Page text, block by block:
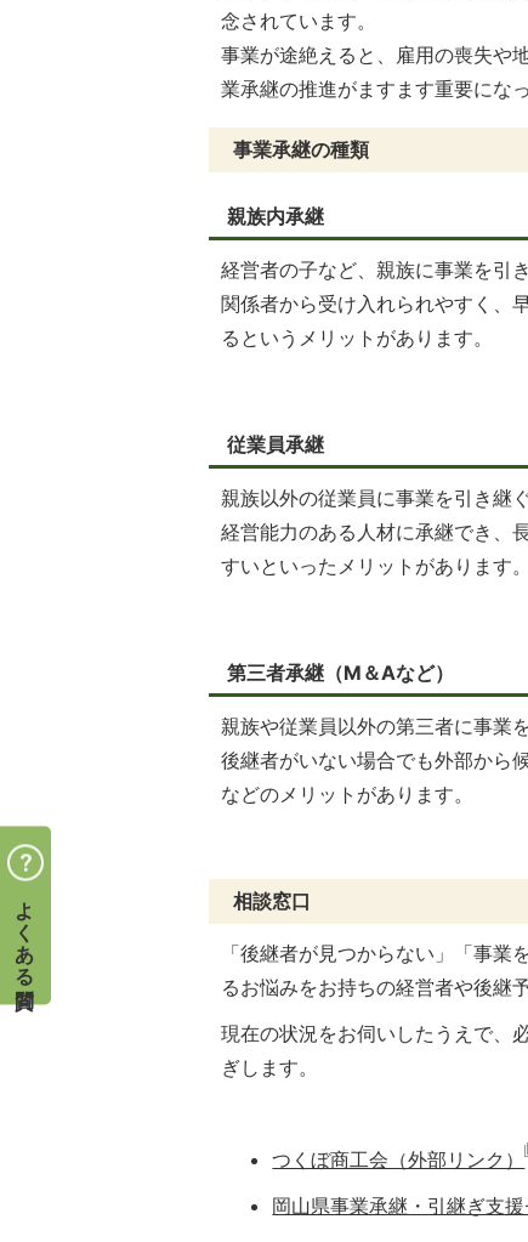
念されています。
事業が途絶えると、雇用の喪失や
業承継の推進がますます重要にな
事業承継の種類
親族内承継
経営者の子など、親族に事業を引
関係者から受け入れられやすく、
るというメリットがあります。
従業員承継
親族以外の従業員に事業を引き継
経営能力のある人材に承継でき、
すいといったメリットがあります。
第三者承継（M＆Aなど）
親族や従業員以外の第三者に事業
後継者がいない場合でも外部から
などのメリットがあります。
相談窓口
「後継者が見つからない」「事
るお悩みをお持ちの経営者や後継
現在の状況をお伺いしたうえで、
ぎします。
つくぼ商工会（外部リンク）
岡山県事業承継・引継ぎ支
よくある質問